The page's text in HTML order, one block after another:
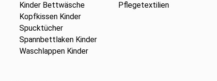
Kinder Bettwäsche
Kopfkissen Kinder
Spucktücher
Spannbettlaken Kinder
Waschlappen Kinder
Pflegetextilien